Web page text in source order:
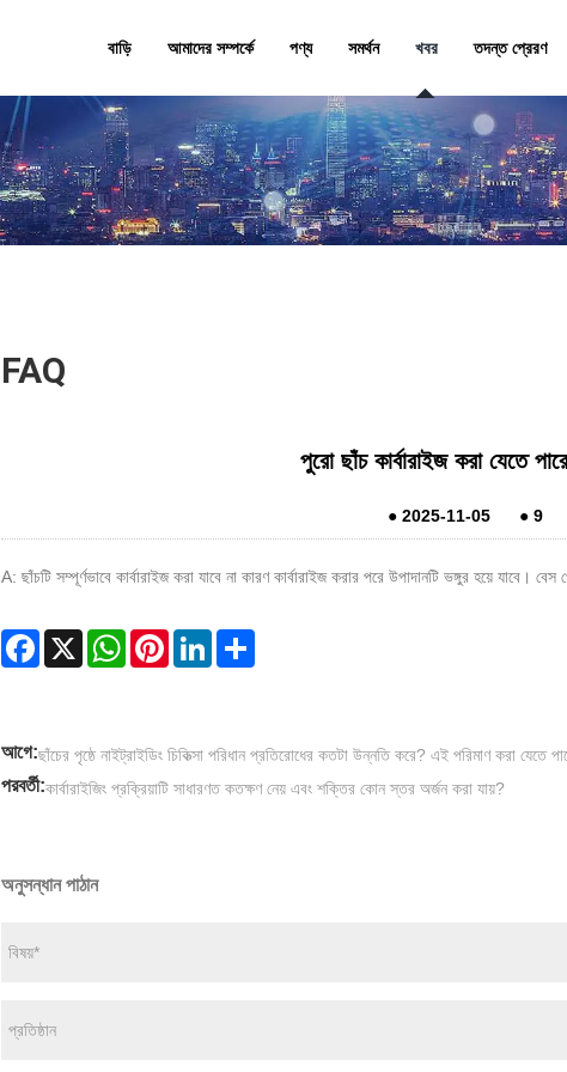
বাড়ি আমাদের সম্পর্কে পণ্য সমর্থন খবর তদন্ত প্রেরণ
FAQ
পুরো ছাঁচ কার্বারাইজ করা যেতে
● 2025-11-05 ● 9
A: ছাঁচটি সম্পূর্ণভাবে কার্বারাইজ করা যাবে না কারণ কার্বারাইজ করার পরে উপাদানটি ভঙ্গুর হয়ে যাবে।
Facebook
X WhatsAppPinterestLinkedIn
আগে:ছাঁচের পৃষ্ঠে নাইট্রাইডিং চিকিত্সা পরিধান প্রতিরোধের কতটা উন্নতি করে? এই পরিমাণ করা যেতে
পরবর্তী:কার্বারাইজিং প্রক্রিয়াটি সাধারণত কতক্ষণ নেয় এবং শক্তির কোন স্তর অর্জন করা যায়?
অনুসন্ধান পাঠান